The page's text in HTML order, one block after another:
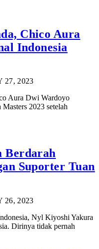
Chico Aura
Indonesia
27, 2023
Aura Dwi Wardoyo
2023 setelah
Berdarah
Suporter Tuan
26, 2023
Nyl Kiyoshi Yakura
Dirinya tidak pernah